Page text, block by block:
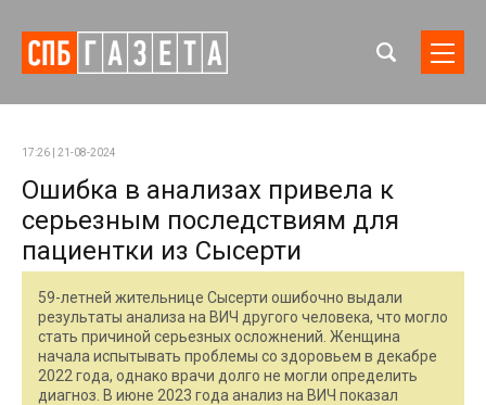
17:26 | 21-08-2024
Ошибка в анализах привела к
серьезным последствиям для
пациентки из Сысерти
59-летней жительнице Сысерти ошибочно выдали
результаты анализа на ВИЧ другого человека, что могло
стать причиной серьезных осложнений. Женщина
начала испытывать проблемы со здоровьем в декабре
2022 года, однако врачи долго не могли определить
диагноз. В июне 2023 года анализ на ВИЧ показал